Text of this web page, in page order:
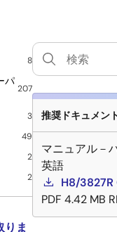
8
パ
207
3
49
2
2
りま
推奨ドキュメン
マニュアル－
英語
H8/
PDF 4.42 MB